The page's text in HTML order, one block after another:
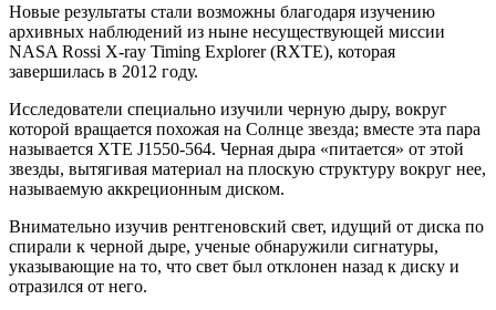
Новые результаты стали возможны благодаря изучению
архивных наблюдений из ныне несуществующей миссии
NASA Rossi X-ray Timing Explorer (RXTE), которая
завершилась в 2012 году.
Исследователи специально изучили черную дыру, вокруг
которой вращается похожая на Солнце звезда; вместе эта пара
называется XTE J1550-564. Черная дыра «питается» от этой
звезды, вытягивая материал на плоскую структуру вокруг нее,
называемую аккреционным диском.
Внимательно изучив рентгеновский свет, идущий от диска по
спирали к черной дыре, ученые обнаружили сигнатуры,
указывающие на то, что свет был отклонен назад к диску и
отразился от него.